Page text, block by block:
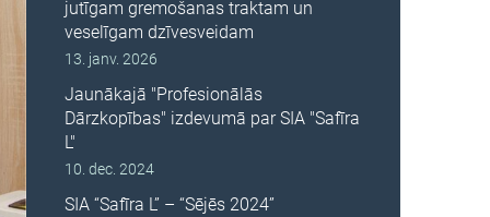
jutīgam gremošanas traktam un
veselīgam dzīvesveidam
13. janv. 2026
Jaunākajā "Profesionālās
Dārzkopības" izdevumā par SIA "Safīra
L"
10. dec. 2024
SIA “Safīra L” – “Sējēs 2024”